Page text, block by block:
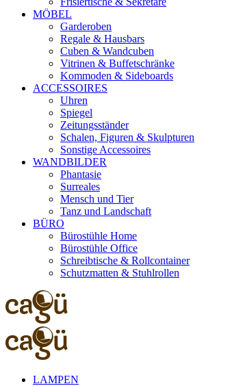
MÖBEL
Garderoben
Regale & Hausbars
Cuben & Wandcuben
Vitrinen & Buffetschränke
Kommoden & Sideboards
ACCESSOIRES
Uhren
Spiegel
Zeitungsständer
Schalen, Figuren & Skulpturen
Sonstige Accessoires
WANDBILDER
Phantasie
Surreales
Mensch und Tier
Tanz und Landschaft
BÜRO
Bürostühle Home
Bürostühle Office
Schreibtische & Rollcontainer
Schutzmatten & Stuhlrollen
LAMPEN